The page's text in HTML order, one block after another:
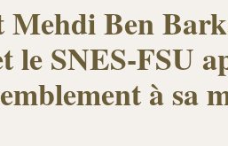
Mehdi Ben
le SNES-FSU
à sa